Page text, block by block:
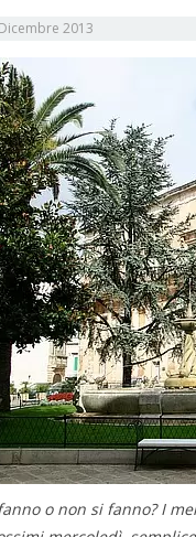
2013
o non si fanno? I